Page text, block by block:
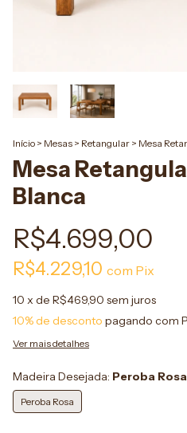
Início > Mesas > Retangular > Mesa
Mesa
Blanca
R$4.699,00
R$4.229,10 com Pix
10 x de R$469,90 sem juros
10% de desconto pagando com
Ver mais detalhes
Madeira Desejada: Peroba Rosa
Peroba Rosa